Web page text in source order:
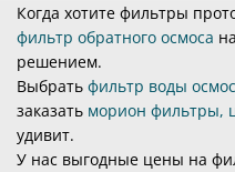
Когда хотите фильтры
фильтр обратного осмоса
решением.
Выбрать фильтр воды осмос
заказать морион фильтры,
удивит.
У нас выгодные цены на